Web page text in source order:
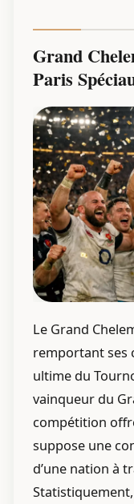
Grand
Paris
Le Grand
remportant ses
ultime du
vainqueur du
compétition
suppose une
d’une nation à